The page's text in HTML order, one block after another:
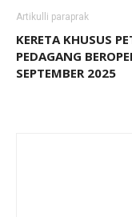
Artikulli paraprak
KERETA KHUSUS
PEDAGANG
SEPTEMBER 2025